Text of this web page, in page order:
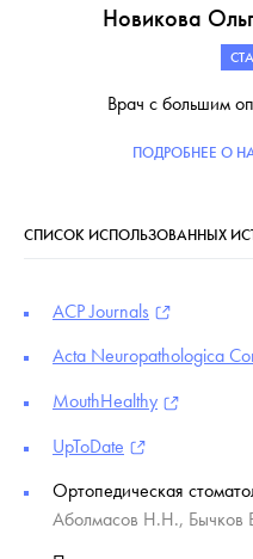
Новикова
Врач с большим
ПОДРОБНЕЕ О
СПИСОК ИСПОЛЬЗОВАННЫХ
ACP Journals
Acta Neuropathologica
MouthHealthy
UpToDate
Ортопедическая
Аболмасов Н.Н., Бычков